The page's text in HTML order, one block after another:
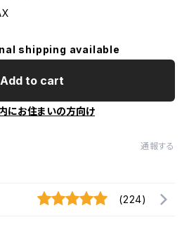
shipping available
Add to cart
にお住まいの方向け
通報する
(224)